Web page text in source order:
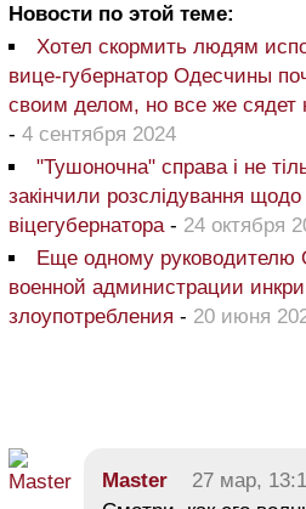
Новости по этой теме:
Хотел скормить людям
вице-губернатор Одесчины
своим делом, но все же
- 4 сентября 2024
"Тушоночна" справа і не
закінчили розслідування
віцегубернатора - 24 октября
Еще одному руководителю
военной администрации
злоупотребления - 20 июня
Master 27 мар,